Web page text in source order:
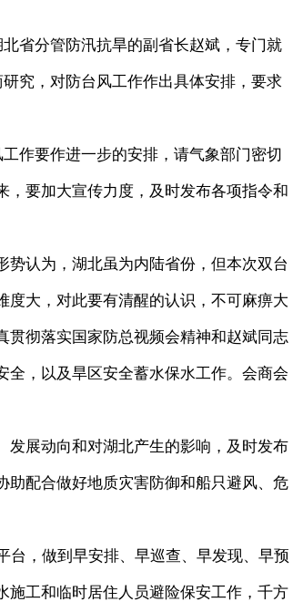
北省分管防汛抗旱的副省长赵斌，专门就
究，对防台风工作作出具体安排，要求
作要作进一步的安排，请气象部门密切
，要加大宣传力度，及时发布各项指令和
认为，湖北虽为内陆省份，但本次双台
度大，对此要有清醒的认识，不可麻痹大
贯彻落实国家防总视频会精神和赵斌同志
，以及旱区安全蓄水保水工作。会商会
展动向和对湖北产生的影响，及时发布
助配合做好地质灾害防御和船只避风、危
，做到早安排、早巡查、早发现、早预
施工和临时居住人员避险保安工作，千方